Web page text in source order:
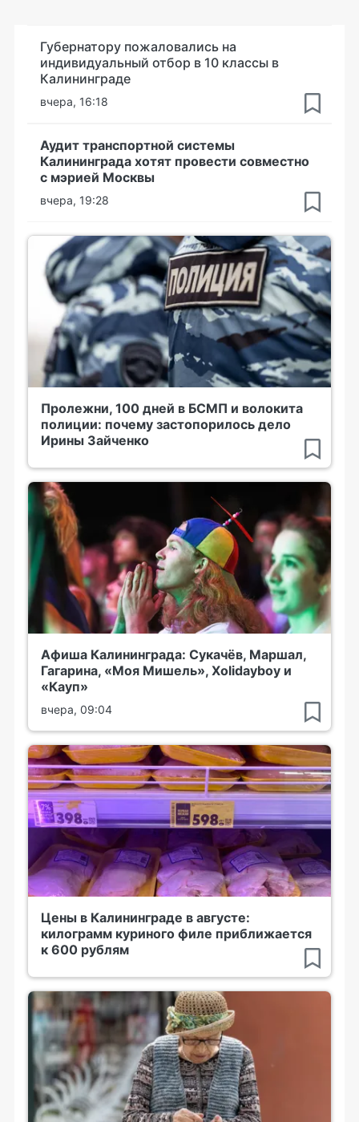
Губернатору пожаловались на
индивидуальный отбор в 10 классы в
Калининграде
вчера, 16:18
Аудит транспортной системы
Калининграда хотят провести совместно
с мэрией Москвы
вчера, 19:28
Пролежни, 100 дней в БСМП и волокита
полиции: почему застопорилось дело
Ирины Зайченко
Афиша Калининграда: Сукачёв, Маршал,
Гагарина, «Моя Мишель», Xolidayboy и
«Кауп»
вчера, 09:04
Цены в Калининграде в августе:
килограмм куриного филе приближается
к 600 рублям